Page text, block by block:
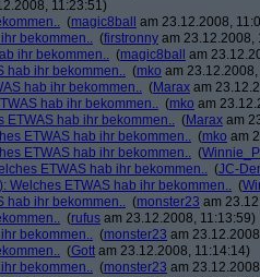
11:23:51)
(magic8ball
am 23.12.2008,
bekommen.. (firstronny am 23.12.2008,
ihr bekommen.. (magic8ball
am
hab ihr bekommen.. (mko am
hab ihr bekommen.. (Marax am
hab ihr bekommen.. (mko am
ETWAS hab ihr bekommen.. (Marax am
ETWAS hab ihr bekommen.. (mko am
ETWAS hab ihr bekommen.. (
ETWAS hab ihr bekommen.. (JC-
Welches ETWAS hab ihr bekommen.. (
hab ihr bekommen.. (monster23 am
(rufus am 23.12.2008, 11:13:59)
bekommen.. (monster23 am
(Gott am 23.12.2008, 11:14:14)
bekommen.. (monster23 am